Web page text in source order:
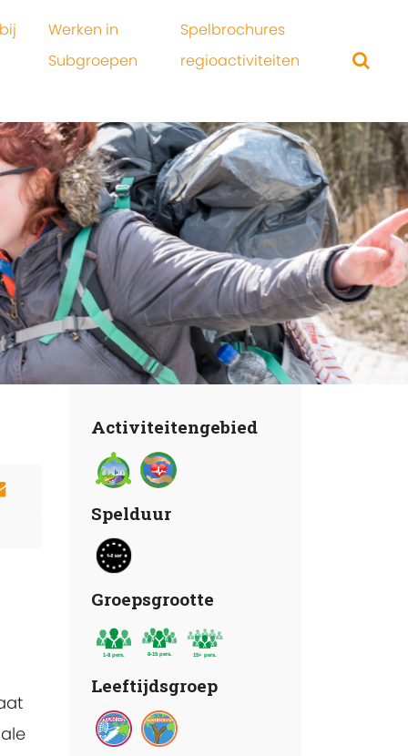
Werken in
Subgroepen
Spelbrochures
regioactiviteiten
Activiteitengebied
Spelduur
Groepsgrootte
Leeftijdsgroep